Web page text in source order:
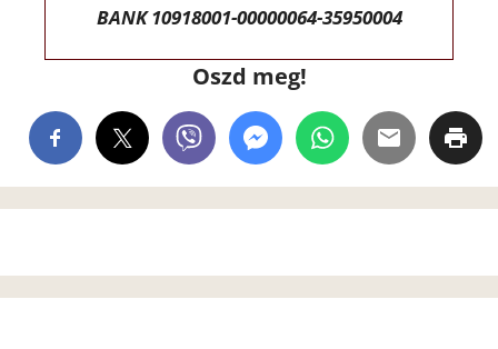
BANK 10918001-00000064-35950004
Oszd meg!